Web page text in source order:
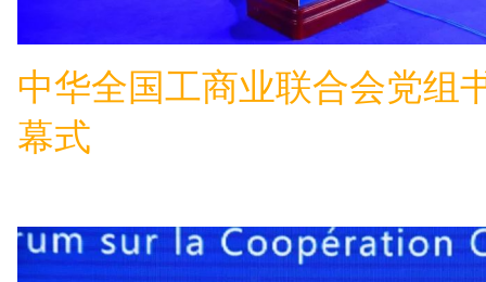
中华全国工商业联合会党组
幕式